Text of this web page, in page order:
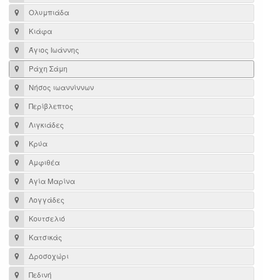
Ολυμπιάδα
Κιάφα
Άγιος Ιωάννης
Ράχη Σάμη
Νήσος ιωαννίννων
Περίβλεπτος
Λιγκιάδες
Κρύα
Αμφιθέα
Αγία Μαρίνα
Λογγάδες
Κουτσελιό
Κατσικάς
Δροσοχώρι
Πεδινή